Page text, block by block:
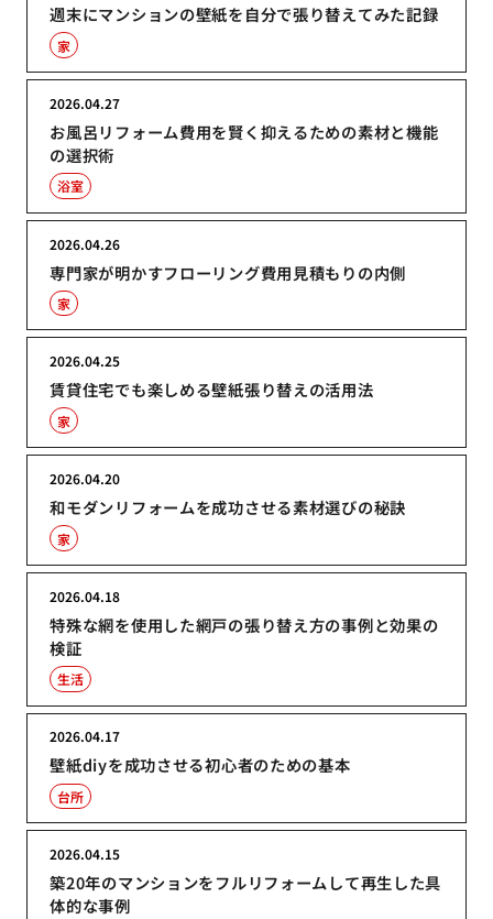
週末にマンションの壁紙を自分で張り替えてみた記録
家
お風呂リフォーム費用を賢く抑えるための素材と機能
の選択術
2026.04.27
浴室
専門家が明かすフローリング費用見積もりの内側
2026.04.26
家
賃貸住宅でも楽しめる壁紙張り替えの活用法
2026.04.25
家
和モダンリフォームを成功させる素材選びの秘訣
2026.04.20
家
特殊な網を使用した網戸の張り替え方の事例と効果の
検証
2026.04.18
生活
壁紙diyを成功させる初心者のための基本
2026.04.17
台所
築20年のマンションをフルリフォームして再生した具
体的な事例
2026.04.15